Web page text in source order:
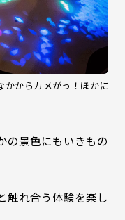
からカメがっ！ほかに
の景色にもいきもの
触れ合う体験を楽し